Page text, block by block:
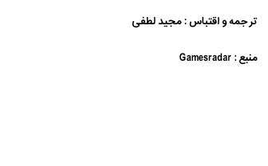
ترجمه و اقتباس : مجید لطفی
منبع : Gamesradar